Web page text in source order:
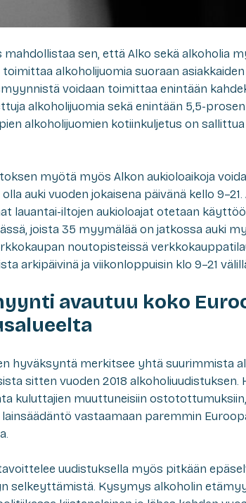
mahdollistaa sen, että Alko sekä alkoholia
alkoholijuomia suoraan
voidaan toimittaa enintään
alkoholijuomia sekä enintään 5,5-
alkoholijuomien kotiinkuljetus on
myötä myös Alkon aukioloaikoja
auki vuoden jokaisena päivänä kello
lauantai-iltojen aukioloajat otetaan
joista 35 myymälää on jatkossa auki
noutopisteissä
arkipäivinä ja viikonloppuisin klo 9–21
avautuu koko
hyväksyntä merkitsee yhtä suurimmista
sitten vuoden 2018
kuluttajien muuttuneisiin
vastaamaan paremmin
uudistuksella myös pitkään
selkeyttämistä. Kysymys alkoholin